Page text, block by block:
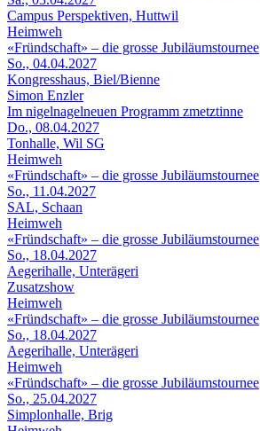
Campus Perspektiven, Huttwil
Heimweh
«Fründschaft» – die grosse Jubiläumstournee
So., 04.04.2027
Kongresshaus, Biel/Bienne
Simon Enzler
Im nigelnagelneuen Programm zmetztinne
Do., 08.04.2027
Tonhalle, Wil SG
Heimweh
«Fründschaft» – die grosse Jubiläumstournee
So., 11.04.2027
SAL, Schaan
Heimweh
«Fründschaft» – die grosse Jubiläumstournee
So., 18.04.2027
Aegerihalle, Unterägeri
Zusatzshow
Heimweh
«Fründschaft» – die grosse Jubiläumstournee
So., 18.04.2027
Aegerihalle, Unterägeri
Heimweh
«Fründschaft» – die grosse Jubiläumstournee
So., 25.04.2027
Simplonhalle, Brig